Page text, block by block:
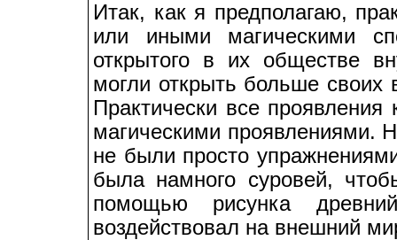
Итак, как я предполагаю,
или иными магическими
открытого в их обществе
могли открыть больше своих
Практически все
магическими проявлениями.
не были просто
была намного суровей,
помощью рисунка
воздействовал на внешний